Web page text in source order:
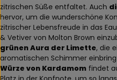
zitrischen Süße entfaltet. Auch
hervor, um die wunderschöne
zitrischer Lebensfreude in das
& Vetiver von Molton Brown
grünen Aura der Limette, die
aromatischen Schimmer
Würze von Kardamom findet